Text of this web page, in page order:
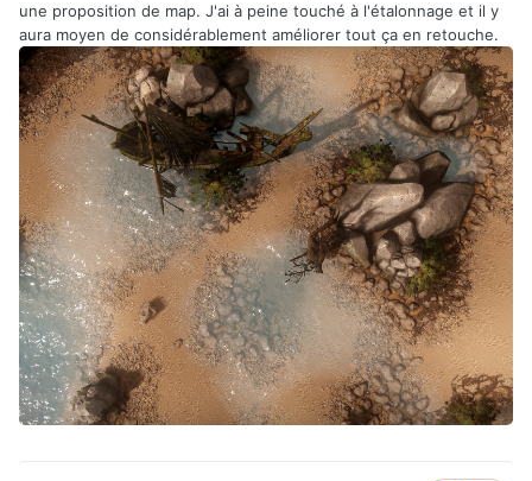
une proposition de map. J'ai à peine touché à l'étalonnage et il y
aura moyen de considérablement améliorer tout ça en retouche.